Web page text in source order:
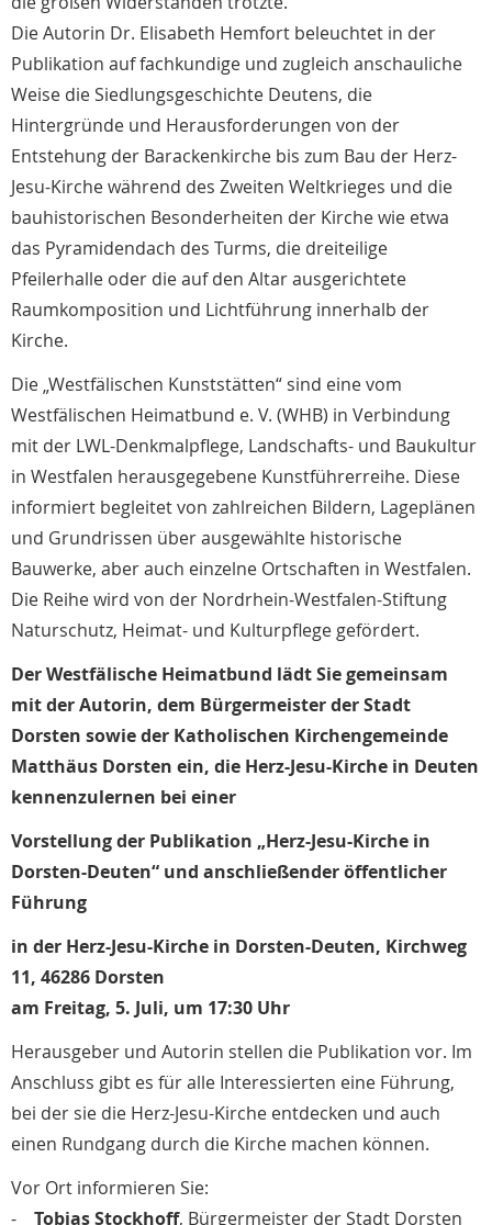
Die Autorin Dr. Elisabeth Hemfort beleuchtet in der
Publikation auf fachkundige und zugleich anschauliche
Weise die Siedlungsgeschichte Deutens, die
Hintergründe und Herausforderungen von der
Entstehung der Barackenkirche bis zum Bau der Herz-
Jesu-Kirche während des Zweiten Weltkrieges und die
bauhistorischen Besonderheiten der Kirche wie etwa
das Pyramidendach des Turms, die dreiteilige
Pfeilerhalle oder die auf den Altar ausgerichtete
Raumkomposition und Lichtführung innerhalb der
Kirche.
Die „Westfälischen Kunststätten“ sind eine vom
Westfälischen Heimatbund e. V. (WHB) in Verbindung
mit der LWL-Denkmalpflege, Landschafts- und Baukultur
in Westfalen herausgegebene Kunstführerreihe. Diese
informiert begleitet von zahlreichen Bildern, Lageplänen
und Grundrissen über ausgewählte historische
Bauwerke, aber auch einzelne Ortschaften in Westfalen.
Die Reihe wird von der Nordrhein-Westfalen-Stiftung
Naturschutz, Heimat- und Kulturpflege gefördert.
Der Westfälische Heimatbund lädt Sie gemeinsam
mit der Autorin, dem Bürgermeister der Stadt
Dorsten sowie der Katholischen Kirchengemeinde
Matthäus Dorsten ein, die Herz-Jesu-Kirche in Deuten
kennenzulernen bei einer
Vorstellung der Publikation „Herz-Jesu-Kirche in
Dorsten-Deuten“ und anschließender öffentlicher
Führung
in der Herz-Jesu-Kirche in Dorsten-Deuten, Kirchweg
11, 46286 Dorsten
am Freitag, 5. Juli, um 17:30 Uhr
Herausgeber und Autorin stellen die Publikation vor. Im
Anschluss gibt es für alle Interessierten eine Führung,
bei der sie die Herz-Jesu-Kirche entdecken und auch
einen Rundgang durch die Kirche machen können.
Vor Ort informieren Sie:
- Tobias Stockhoff, Bürgermeister der Stadt Dorsten